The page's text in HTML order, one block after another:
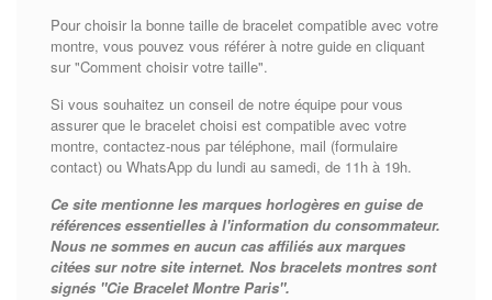
Pour choisir la bonne taille de bracelet compatible avec votre
montre, vous pouvez vous référer à notre guide en cliquant
sur "Comment choisir votre taille".
Si vous souhaitez un conseil de notre équipe pour vous
assurer que le bracelet choisi est compatible avec votre
montre, contactez-nous par téléphone, mail (formulaire
contact) ou WhatsApp du lundi au samedi, de 11h à 19h.
Ce site mentionne les marques horlogères en guise de
références essentielles à l'information du consommateur.
Nous ne sommes en aucun cas affiliés aux marques
citées sur notre site internet. Nos bracelets montres sont
signés "Cie Bracelet Montre Paris".